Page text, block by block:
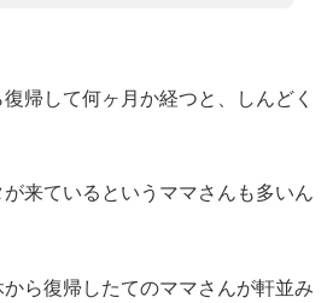
帰して何ヶ月か経つと、しんどく
来ているというママさんも多いん
ら復帰したてのママさんが軒並み